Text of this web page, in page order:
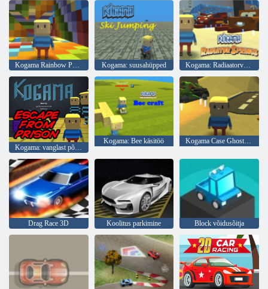
Kogama Rainbow Parkour Kogama: suusahüpped Kogama: Radiaatorvedrud
Kogama: Bee käsitöö Kogama Case Ghost maja
Drag Race 3D Koolitus parkimine Block võidusõitja